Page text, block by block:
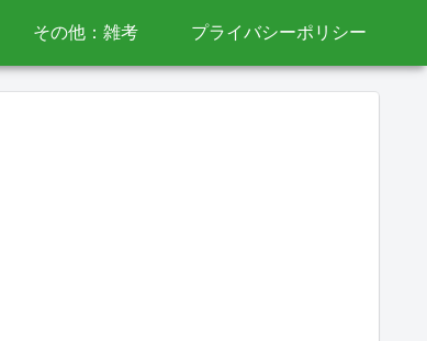
その他：雑考 プライバシーポリシー